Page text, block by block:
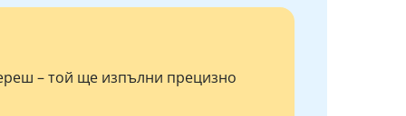
– той ще изпълни прецизно